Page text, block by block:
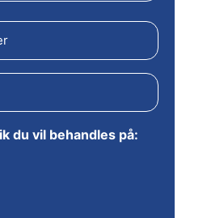
du vil behandles på: